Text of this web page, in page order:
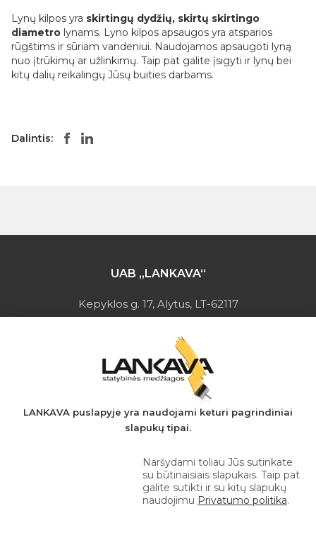
Lynų kilpos yra skirtingų dydžių, skirtų skirtingo
diametro lynams. Lyno kilpos apsaugos yra atsparios
rūgštims ir sūriam vandeniui. Naudojamos apsaugoti lyną
nuo įtrūkimų ar užlinkimų. Taip pat galite įsigyti ir lynų bei
kitų dalių reikalingų Jūsų buities darbams.
Dalintis:
UAB „LANKAVA“
Kepyklos g. 17, Alytus, LT-62117
Įmonės kodas: 149728275
PVM mokėtojo kodas: LT497282716
A.s.: LT037044060001923651
AB SEB bankas
+370 610 42 222
LANKAVA puslapyje yra naudojami keturi pagrindiniai
slapukų tipai.
Naršydami toliau Jūs sutinkate
su būtinaisiais slapukais. Taip pat
galite sutikti ir su kitų slapukų
naudojimu Privatumo politika.